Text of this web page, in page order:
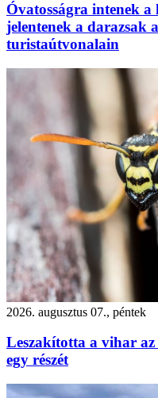
Óvatosságra intenek a
jelentenek a darazsak
turistaútvonalain
2026. augusztus 07., péntek
Leszakította a vihar az
egy részét